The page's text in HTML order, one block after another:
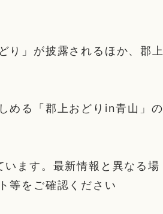
り」が披露されるほか、郡上
める「郡上おどりin青山」の
ます。最新情報と異なる場
等をご確認ください